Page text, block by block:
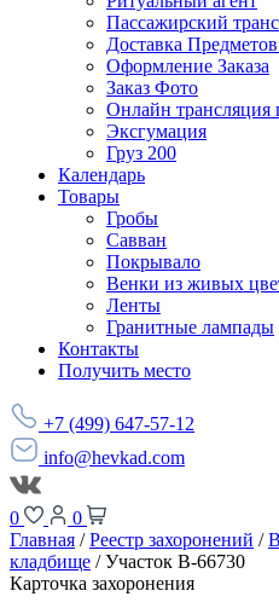
Пассажирский
Доставка
Оформление Заказа
Заказ Фото
Онлайн трансляция
Эксгумация
Груз 200
Календарь
Товары
Гробы
Савван
Покрывало
Венки из живых
Ленты
Гранитные лампады
Контакты
Получить место
+7 (499) 647-57-12
info@hevkad.com
0
0
Главная / Реестр захоронений /
кладбище / Участок В-66730
Карточка захоронения